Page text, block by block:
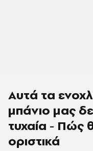
Αυτά τα
μπάνιο μας
τυχαία - Πώς
οριστικά